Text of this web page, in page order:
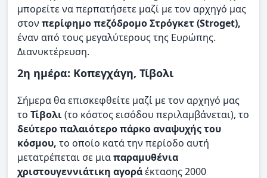
μπορείτε να περπατήσετε μαζί με τον αρχηγό μας
στον περίφημο πεζόδρομο Στρόγκετ (Stroget),
έναν από τους μεγαλύτερους της Ευρώπης.
Διανυκτέρευση.
2η ημέρα: Κοπεγχάγη, Τίβολι
Σήμερα θα επισκεφθείτε μαζί με τον αρχηγό μας
το Τίβολι(το κόστος εισόδου περιλαμβάνεται), το
δεύτερο παλαιότερο πάρκο αναψυχής του
κόσμου, το οποίο κατά την περίοδο αυτή
μετατρέπεται σε μιαπαραμυθένια
χριστουγεννιάτικη αγοράέκτασης 2000